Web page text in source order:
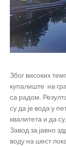
Због високих
купалиште на
са радом.
су да је вода у
квалитета и да
Завод за јавно
воду на шест